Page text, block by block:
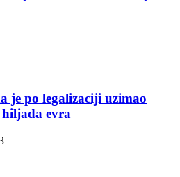
je po legalizaciji uzimao
evra